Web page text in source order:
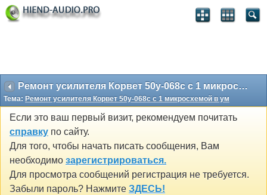
Ремонт усилителя Корвет 50у-068с с 1 микросхемой в ум
Тема: Ремонт усилителя Корвет 50у-068с с 1 микросхемой в ум
Если это ваш первый визит, рекомендуем почитать
справку по сайту.
Для того, чтобы начать писать сообщения, Вам
необходимо зарегистрироваться.
Для просмотра сообщений регистрация не требуется.
Забыли пароль? Нажмите ЗДЕСЬ!